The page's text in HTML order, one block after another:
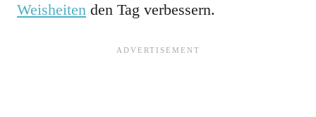
Weisheiten den Tag verbessern.